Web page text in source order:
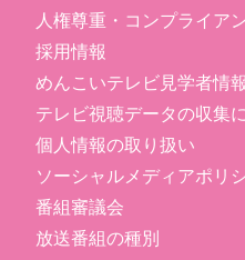
人権尊重・コンプライア
採用情報
めんこいテレビ見学者情報
テレビ視聴データの収集
個人情報の取り扱い
ソーシャルメディアポリ
番組審議会
放送番組の種別